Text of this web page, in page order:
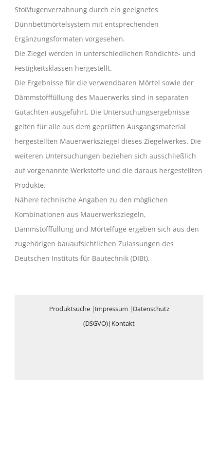
Stoßfugenverzahnung durch ein geeignetes
Dünnbettmörtelsystem mit entsprechenden
Ergänzungsformaten vorgesehen.
Die Ziegel werden in unterschiedlichen Rohdichte- und
Festigkeitsklassen hergestellt.
Die Ergebnisse für die verwendbaren Mörtel sowie der
Dämmstofffüllung des Mauerwerks sind in separaten
Gutachten ausgeführt. Die Untersuchungsergebnisse
gelten für alle aus dem geprüften Ausgangsmaterial
hergestellten Mauerwerksziegel dieses Ziegelwerkes. Die
weiteren Untersuchungen beziehen sich ausschließlich
auf vorgenannte Werkstoffe und die daraus hergestellten
Produkte.
Nähere technische Angaben zu den möglichen
Kombinationen aus Mauerwerksziegeln,
Dämmstofffüllung und Mörtelfuge ergeben sich aus den
zugehörigen bauaufsichtlichen Zulassungen des
Deutschen Instituts für Bautechnik (DIBt).
Produktsuche| Impressum | Datenschutz
(DSGVO)| Kontakt